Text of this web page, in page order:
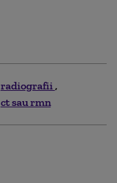
radiografii
ct sau rmn